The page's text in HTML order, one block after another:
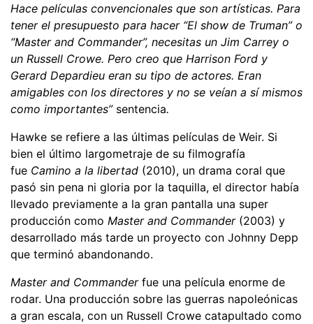
Hace películas convencionales que son artísticas. Para
tener el presupuesto para hacer “El show de Truman” o
“Master and Commander”, necesitas un Jim Carrey o
un Russell Crowe. Pero creo que Harrison Ford y
Gerard Depardieu eran su tipo de actores. Eran
amigables con los directores y no se veían a sí mismos
como importantes” sentencia.
Hawke se refiere a las últimas películas de Weir. Si
bien el último largometraje de su filmografía
fue Camino a la libertad (2010), un drama coral que
pasó sin pena ni gloria por la taquilla, el director había
llevado previamente a la gran pantalla una super
producción como Master and Commander (2003) y
desarrollado más tarde un proyecto con Johnny Depp
que terminó abandonando.
Master and Commander fue una película enorme de
rodar. Una producción sobre las guerras napoleónicas
a gran escala, con un Russell Crowe catapultado como